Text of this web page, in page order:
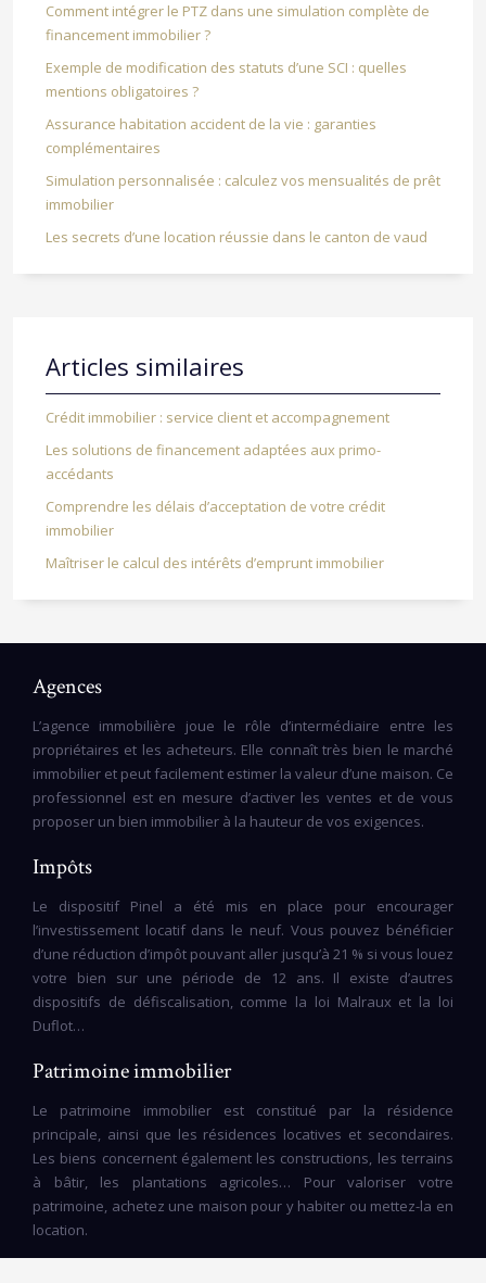
Comment intégrer le PTZ dans une simulation complète de
financement immobilier ?
Exemple de modification des statuts d’une SCI : quelles
mentions obligatoires ?
Assurance habitation accident de la vie : garanties
complémentaires
Simulation personnalisée : calculez vos mensualités de prêt
immobilier
Les secrets d’une location réussie dans le canton de vaud
Articles similaires
Crédit immobilier : service client et accompagnement
Les solutions de financement adaptées aux primo-
accédants
Comprendre les délais d’acceptation de votre crédit
immobilier
Maîtriser le calcul des intérêts d’emprunt immobilier
Agences
L’agence immobilière joue le rôle d’intermédiaire entre les
propriétaires et les acheteurs. Elle connaît très bien le marché
immobilier et peut facilement estimer la valeur d’une maison. Ce
professionnel est en mesure d’activer les ventes et de vous
proposer un bien immobilier à la hauteur de vos exigences.
Impôts
Le dispositif Pinel a été mis en place pour encourager
l’investissement locatif dans le neuf. Vous pouvez bénéficier
d’une réduction d’impôt pouvant aller jusqu’à 21 % si vous louez
votre bien sur une période de 12 ans. Il existe d’autres
dispositifs de défiscalisation, comme la loi Malraux et la loi
Duflot…
Patrimoine immobilier
Le patrimoine immobilier est constitué par la résidence
principale, ainsi que les résidences locatives et secondaires.
Les biens concernent également les constructions, les terrains
à bâtir, les plantations agricoles… Pour valoriser votre
patrimoine, achetez une maison pour y habiter ou mettez-la en
location.